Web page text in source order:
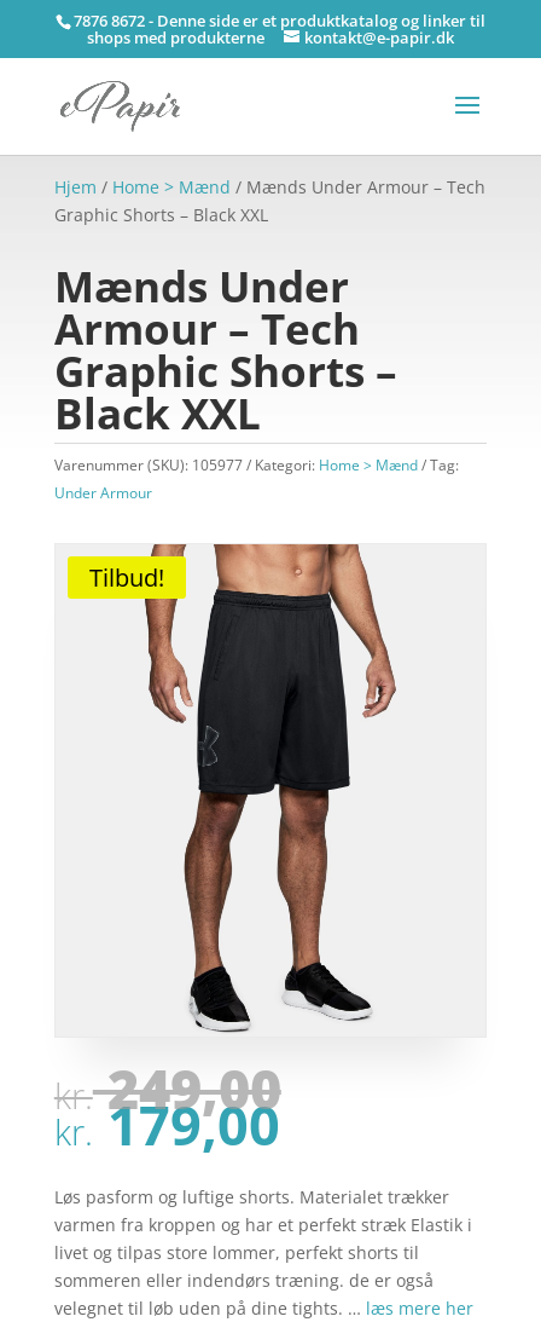
7876 8672 - Denne side er et produktkatalog og linker til
shops med produkterne kontakt@e-papir.dk
Hjem / Home > Mænd / Mænds Under Armour – Tech
Graphic Shorts – Black XXL
Mænds Under
Armour – Tech
Graphic Shorts –
Black XXL
Varenummer (SKU): 105977 Kategori: Home > Mænd
Tag:
Under Armour
Tilbud!
kr.249,00Den
var:
kr.
kr.179,00Den
pris
er:
kr.
Løs pasform og luftige shorts. Materialet trækker
varmen fra kroppen og har et perfekt stræk Elastik i
livet og tilpas store lommer, perfekt shorts til
sommeren eller indendørs træning. de er også
velegnet til løb uden på dine tights. … læs mere her